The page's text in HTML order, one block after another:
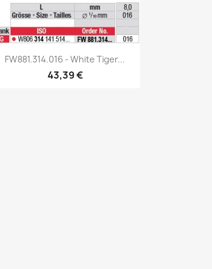
Aperçu rapide
FW881.314.016 - White Tiger...
43,39 €